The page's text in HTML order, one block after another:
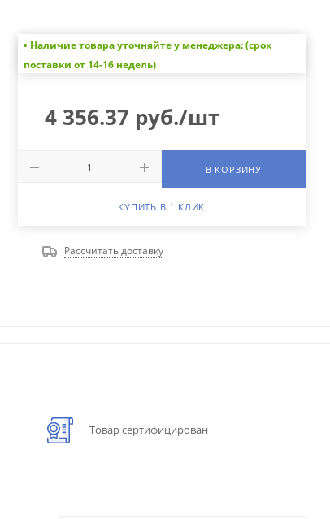
• Наличие товара уточняйте у менеджера: (срок
поставки от 14-16 недель)
4 356.37 руб./шт
В КОРЗИНУ
КУПИТЬ В 1 КЛИК
Рассчитать доставку
Товар сертифицирован